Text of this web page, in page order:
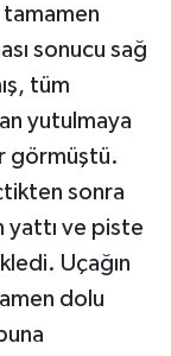
tamamen
sonucu sağ
tüm
yutulmaya
görmüştü.
sonra
yattı ve piste
Uçağın
dolu